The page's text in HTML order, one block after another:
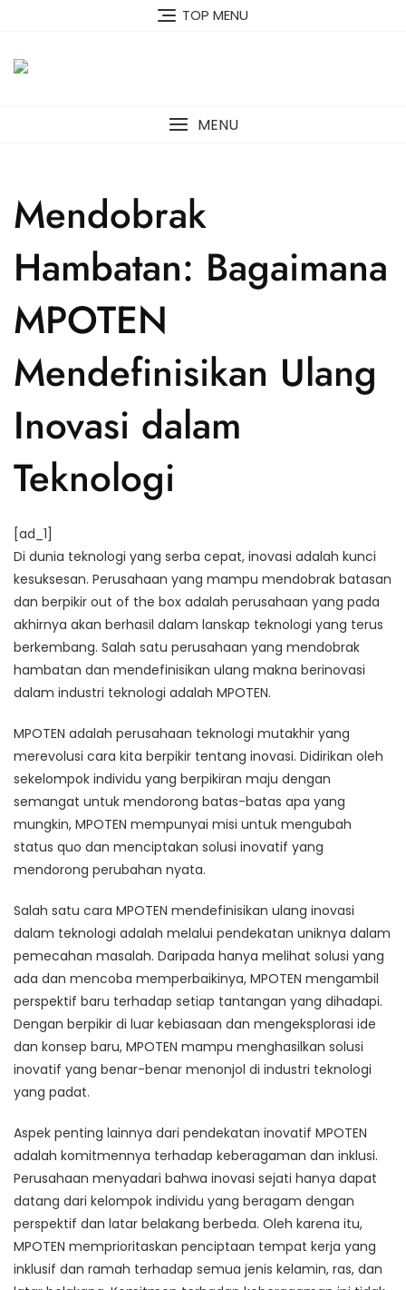
TOP MENU
MENU
Mendobrak
Hambatan: Bagaimana
MPOTEN
Mendefinisikan Ulang
Inovasi dalam
Teknologi
[ad_1]
Di dunia teknologi yang serba cepat, inovasi adalah kunci
kesuksesan. Perusahaan yang mampu mendobrak batasan
dan berpikir out of the box adalah perusahaan yang pada
akhirnya akan berhasil dalam lanskap teknologi yang terus
berkembang. Salah satu perusahaan yang mendobrak
hambatan dan mendefinisikan ulang makna berinovasi
dalam industri teknologi adalah MPOTEN.
MPOTEN adalah perusahaan teknologi mutakhir yang
merevolusi cara kita berpikir tentang inovasi. Didirikan oleh
sekelompok individu yang berpikiran maju dengan
semangat untuk mendorong batas-batas apa yang
mungkin, MPOTEN mempunyai misi untuk mengubah
status quo dan menciptakan solusi inovatif yang
mendorong perubahan nyata.
Salah satu cara MPOTEN mendefinisikan ulang inovasi
dalam teknologi adalah melalui pendekatan uniknya dalam
pemecahan masalah. Daripada hanya melihat solusi yang
ada dan mencoba memperbaikinya, MPOTEN mengambil
perspektif baru terhadap setiap tantangan yang dihadapi.
Dengan berpikir di luar kebiasaan dan mengeksplorasi ide
dan konsep baru, MPOTEN mampu menghasilkan solusi
inovatif yang benar-benar menonjol di industri teknologi
yang padat.
Aspek penting lainnya dari pendekatan inovatif MPOTEN
adalah komitmennya terhadap keberagaman dan inklusi.
Perusahaan menyadari bahwa inovasi sejati hanya dapat
datang dari kelompok individu yang beragam dengan
perspektif dan latar belakang berbeda. Oleh karena itu,
MPOTEN memprioritaskan penciptaan tempat kerja yang
inklusif dan ramah terhadap semua jenis kelamin, ras, dan